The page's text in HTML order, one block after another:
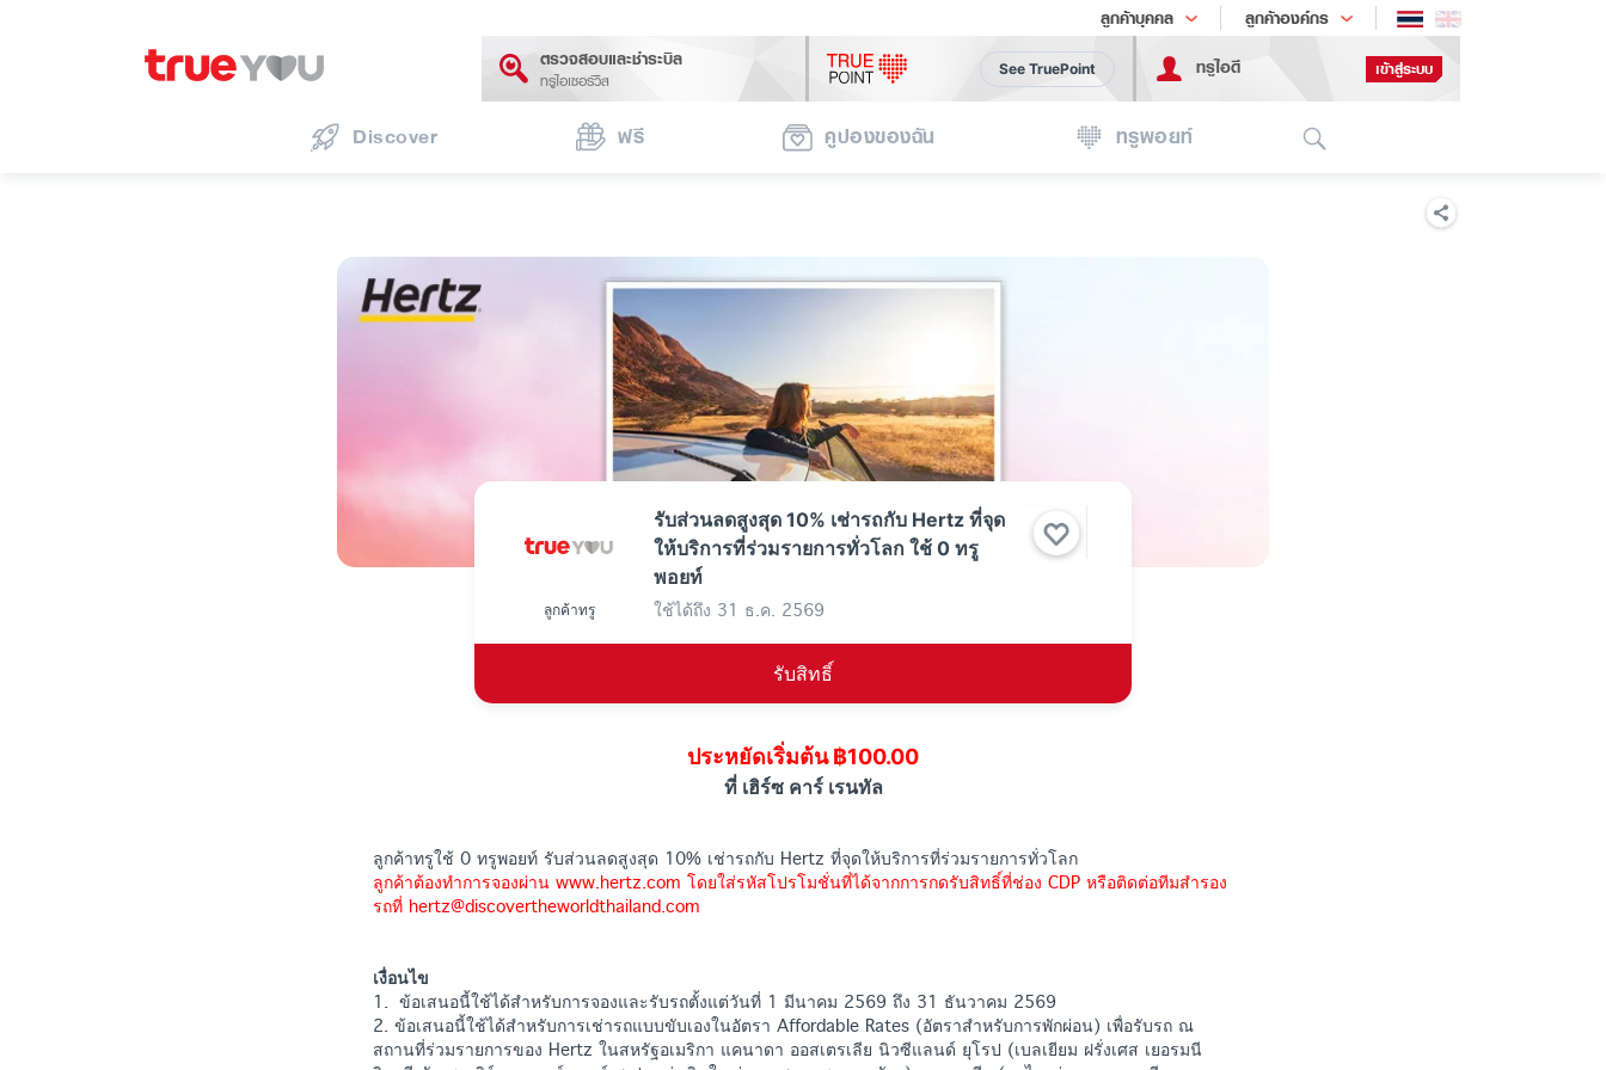
ลูกค้าบุคคล ลูกค้าองค์กร
เทรนด์เทคโนโลยี
ตรวจสอบและชำระบิล
ทรูไอเซอร์วิส
See TruePoint ทรูไอดี เข้าสู่ระบบ
Discover ฟรี คูปองของฉัน ทรูพอยท์
รับส่วนลดสูงสุด 10% เช่ารถกับ Hertz ที่จุด
ให้บริการที่ร่วมรายการทั่วโลก ใช้ 0 ทรู
พอยท์
ลูกค้าทรู ใช้ได้ถึง 31 ธ.ค. 2569
รับสิทธิ์
ประหยัดเริ่มต้น ฿100.00
ที่ เฮิร์ซ คาร์ เรนทัล
ลูกค้าทรูใช้ 0 ทรูพอยท์ รับส่วนลดสูงสุด 10% เช่ารถกับ Hertz ที่จุดให้บริการที่ร่วมรายการทั่วโลก
ลูกค้าต้องทำการจองผ่าน www.hertz.com โดยใส่รหัสโปรโมชั่นที่ได้จากการกดรับสิทธิ์ที่ช่อง CDP หรือติดต่อทีมสำรอง
รถที่ hertz@discovertheworldthailand.com
เงื่อนไข
1. ข้อเสนอนี้ใช้ได้สำหรับการจองและรับรถตั้งแต่วันที่ 1 มีนาคม 2569 ถึง 31 ธันวาคม 2569
2. ข้อเสนอนี้ใช้ได้สำหรับการเช่ารถแบบขับเองในอัตรา Affordable Rates (อัตราสำหรับการพักผ่อน) เพื่อรับรถ ณ
สถานที่ร่วมรายการของ Hertz ในสหรัฐอเมริกา แคนาดา ออสเตรเลีย นิวซีแลนด์ ยุโรป (เบลเยียม ฝรั่งเศส เยอรมนี